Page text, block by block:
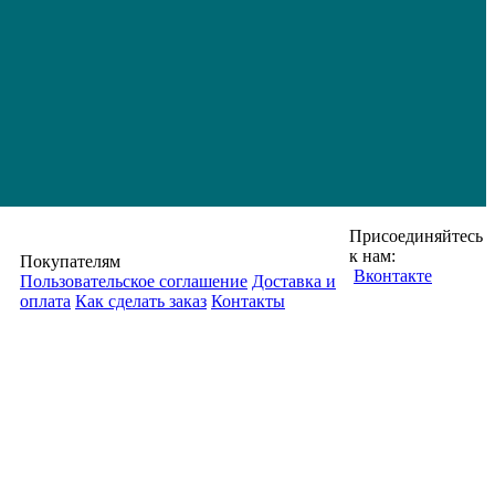
Покупателям
Пользовательское соглашение Доставка и
оплата Как сделать заказ Контакты
Присоединяйтесь
к нам:
Вконтакте